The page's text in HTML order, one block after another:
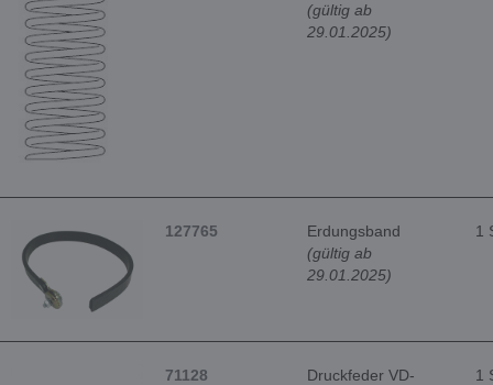
(gültig ab
29.01.2025)
127765
Erdungsband
(gültig ab
29.01.2025)
1
71128
Druckfeder VD-
1